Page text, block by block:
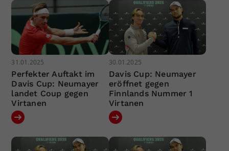
31.01.2025
Perfekter Auftakt im
Davis Cup: Neumayer
landet Coup gegen
Virtanen
30.01.2025
Davis Cup: Neumayer
eröffnet gegen
Finnlands Nummer 1
Virtanen